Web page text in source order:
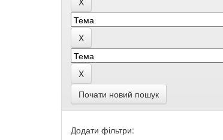
Почати новий пошук
Додати фільтри: